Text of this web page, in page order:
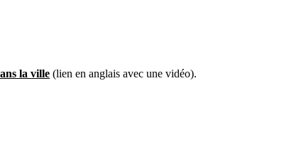
la ville (lien en anglais avec une vidéo).